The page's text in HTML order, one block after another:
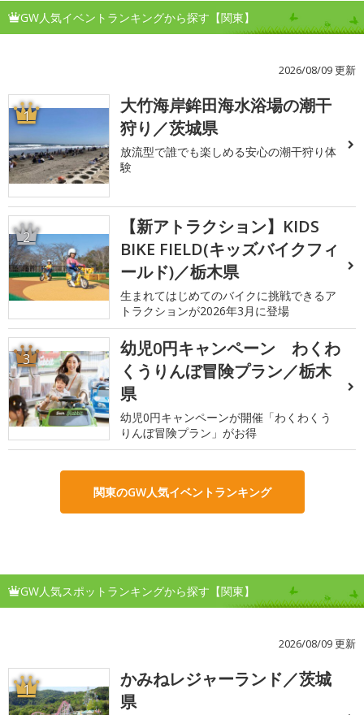
GW人気イベントランキングから探す【関東】
2026/08/09 更新
1
大竹海岸鉾田海水浴場の潮干
狩り／茨城県
放流型で誰でも楽しめる安心の潮干狩り体
験
2
【新アトラクション】KIDS
BIKE FIELD(キッズバイクフィ
ールド)／栃木県
生まれてはじめてのバイクに挑戦できるア
トラクションが2026年3月に登場
3
幼児0円キャンペーン わくわ
くうりんぼ冒険プラン／栃木
県
幼児0円キャンペーンが開催「わくわくう
りんぼ冒険プラン」がお得
関東のGW人気イベントランキング
GW人気スポットランキングから探す【関東】
2026/08/09 更新
1
かみねレジャーランド／茨城
県